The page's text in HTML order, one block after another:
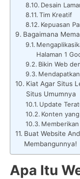
Desain
Tim Kreatif
Kepuasan
Bagaimana
Halaman 1
Bikin Web
Kiat Agar Situs
Situs Umumnya
Update
Konten
Buat Website
Membangunnya!
Apa Itu